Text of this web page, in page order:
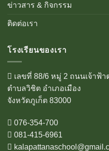
ข่าวสาร & กิจกรรม
ติดต่อเรา
โรงเรียนของเรา
เลขที่ 88/6 หมู่ 2 ถนนเจ้าฟ้า
ตำบลวิชิต อำเภอเมือง
จังหวัดภูเก็ต 83000
076-354-700
081-415-6961